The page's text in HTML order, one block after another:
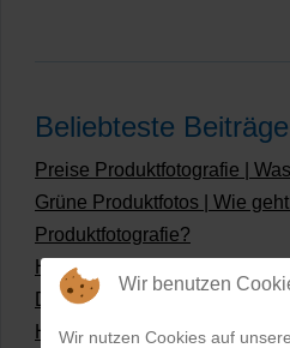
Beliebteste Beiträge
Preise Produktfotografie |
Grüne Produktfotos | Wie
Produktfotografie?
Hollow Man Fotografie |
Dateiformate und Bilder mit
Hollowman und
Wir benutzen
Wir nutzen Cookies auf